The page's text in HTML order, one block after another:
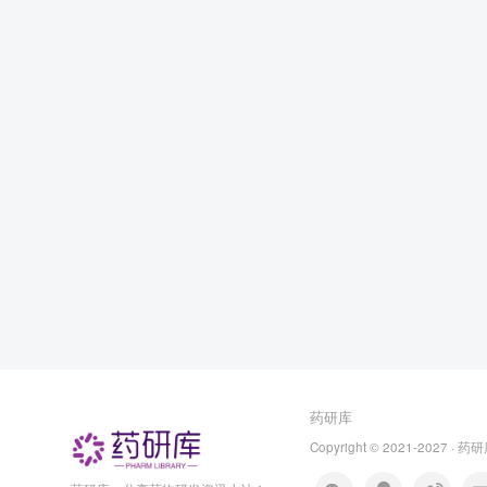
药研库
Copyright © 2021-2027 · 药研